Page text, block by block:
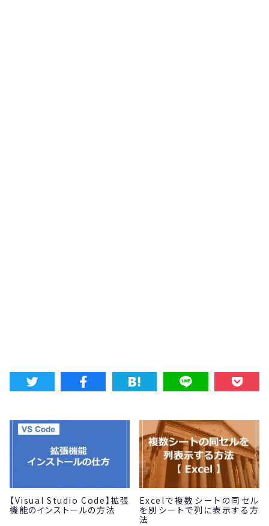
【Visual Studio Code】拡張
機能のインストールの方法
Excelで複数シートの同セル
を別シートで列に表示する方
法